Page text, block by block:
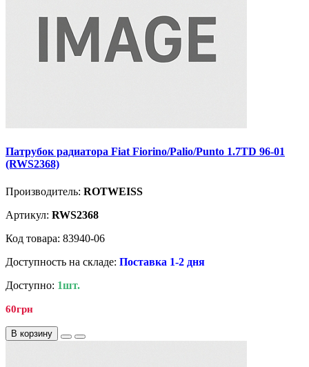
Патрубок радиатора Fiat Fiorino/Palio/Punto 1.7TD 96-01
(RWS2368)
Производитель: ROTWEISS
Артикул: RWS2368
Код товара: 83940-06
Доступность на складе: Поставка 1-2 дня
Доступно: 1шт.
60грн
В корзину